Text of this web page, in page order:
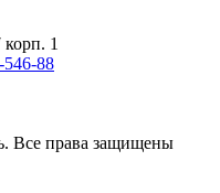
1
546-88
Все права защищены